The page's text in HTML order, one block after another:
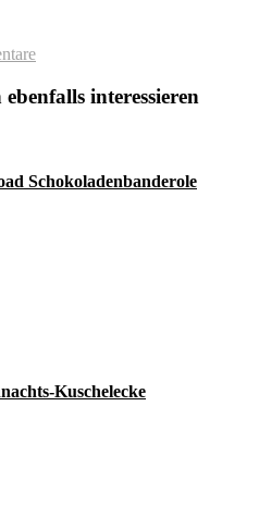
interessieren
Schokoladenbanderole
Kuschelecke